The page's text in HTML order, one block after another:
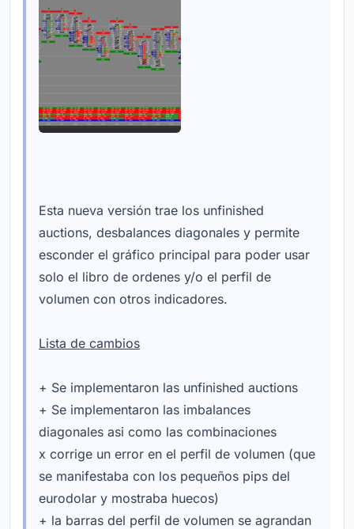
Esta nueva versión trae los unfinished
auctions, desbalances diagonales y permite
esconder el gráfico principal para poder usar
solo el libro de ordenes y/o el perfil de
volumen con otros indicadores.
Lista de cambios
+ Se implementaron las unfinished auctions
+ Se implementaron las imbalances
diagonales asi como las combinaciones
x corrige un error en el perfil de volumen (que
se manifestaba con los pequeños pips del
eurodolar y mostraba huecos)
+ la barras del perfil de volumen se agrandan